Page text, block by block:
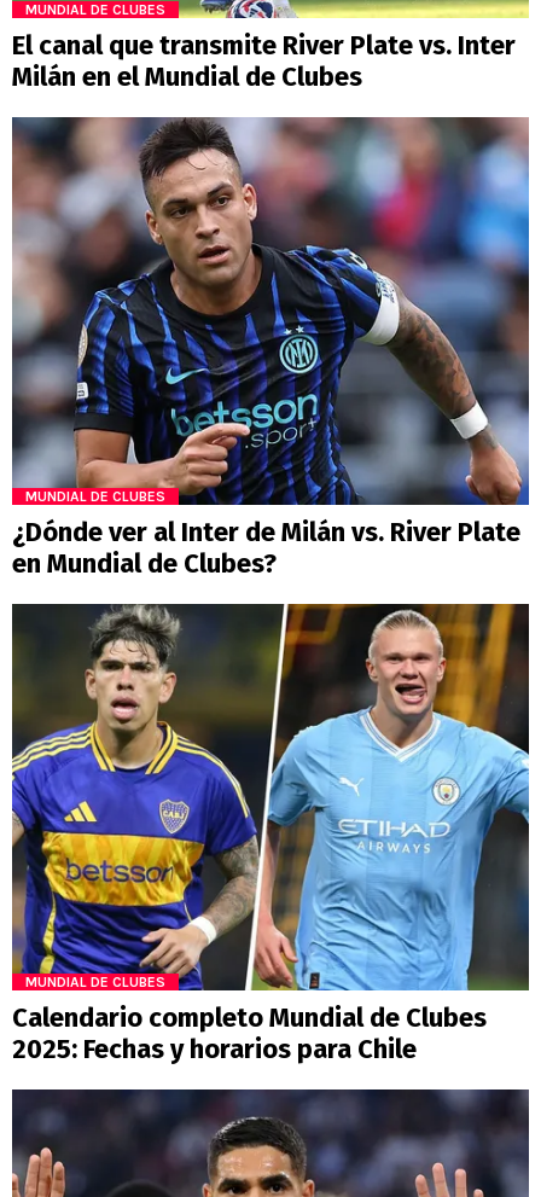
MUNDIAL DE CLUBES
El canal que transmite River Plate vs. Inter
Milán en el Mundial de Clubes
MUNDIAL DE CLUBES
¿Dónde ver al Inter de Milán vs. River Plate
en Mundial de Clubes?
MUNDIAL DE CLUBES
Calendario completo Mundial de Clubes
2025: Fechas y horarios para Chile